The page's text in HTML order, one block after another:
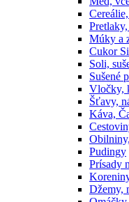
Múky a
Cukor
Soli,
Sušené
Vločky,
Šťavy,
Káva,
Pudingy
Prísady
Džemy,